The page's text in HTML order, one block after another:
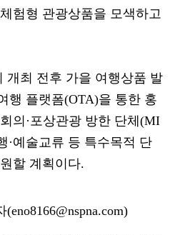
험형 관광상품을 모색하고
개최 전후 가을 여행상품 발
행 플랫폼(OTA)을 통한 홍
의·포상관광 방한 단체(MI
·예술교류 등 특수목적 단
할 계획이다.